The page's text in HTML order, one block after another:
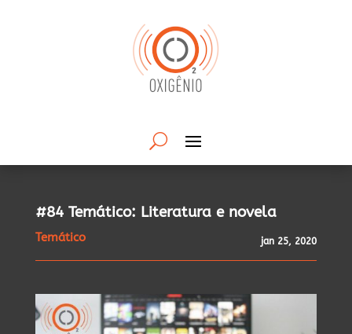
#84 Temático: Literatura e novela
Temático jan 25, 2020